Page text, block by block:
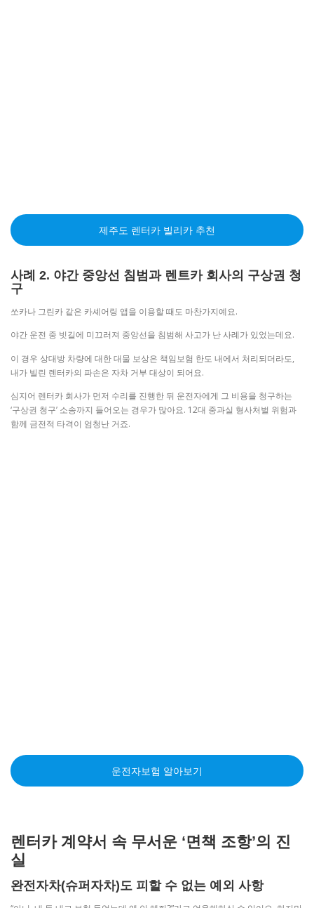
제주도 렌터카 빌리카 추천
사례 2. 야간 중앙선 침범과 렌트카 회사의 구상권 청
구
쏘카나 그린카 같은 카셰어링 앱을 이용할 때도 마찬가지예요.
야간 운전 중 빗길에 미끄러져 중앙선을 침범해 사고가 난 사례가 있었는데요.
이 경우 상대방 차량에 대한 대물 보상은 책임보험 한도 내에서 처리되더라도,
내가 빌린 렌터카의 파손은 자차 거부 대상이 되어요.
심지어 렌터카 회사가 먼저 수리를 진행한 뒤 운전자에게 그 비용을 청구하는
‘구상권 청구’ 소송까지 들어오는 경우가 많아요. 12대 중과실 형사처벌 위험과
함께 금전적 타격이 엄청난 거죠.
운전자보험 알아보기
렌터카 계약서 속 무서운 ‘면책 조항’의 진
실
완전자차(슈퍼자차)도 피할 수 없는 예외 사항